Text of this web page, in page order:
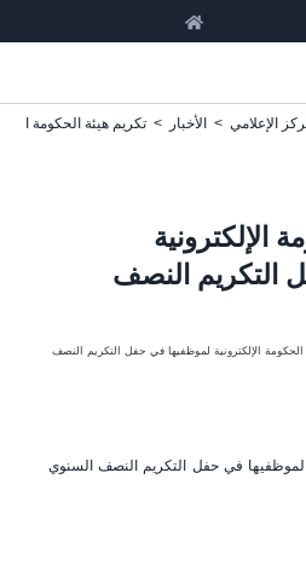
الإعلامي > الأخبار > تكريم هيئة الحكومة
الإلكترونية
التكريم النصف
لموظفيها في حفل التكريم النصف السنوي